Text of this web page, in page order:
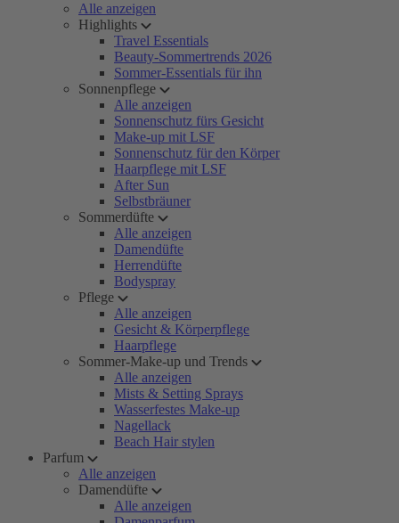
Alle anzeigen
Highlights
Travel Essentials
Beauty-Sommertrends 2026
Sommer-Essentials für ihn
Sonnenpflege
Alle anzeigen
Sonnenschutz fürs Gesicht
Make-up mit LSF
Sonnenschutz für den Körper
Haarpflege mit LSF
After Sun
Selbstbräuner
Sommerdüfte
Alle anzeigen
Damendüfte
Herrendüfte
Bodyspray
Pflege
Alle anzeigen
Gesicht & Körperpflege
Haarpflege
Sommer-Make-up und Trends
Alle anzeigen
Mists & Setting Sprays
Wasserfestes Make-up
Nagellack
Beach Hair stylen
Parfum
Alle anzeigen
Damendüfte
Alle anzeigen